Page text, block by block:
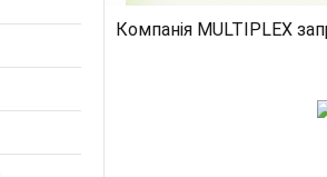
Компанія MULTIPLEX